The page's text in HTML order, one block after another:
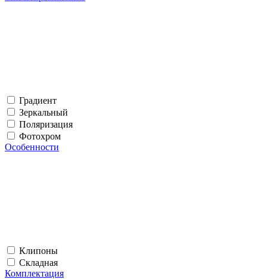
Градиент
Зеркальный
Поляризация
Фотохром
Особенности
Клипоны
Складная
Комплектация